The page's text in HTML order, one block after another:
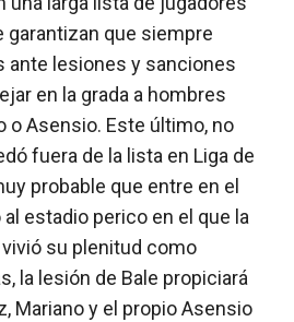
garantizan que siempre
ante lesiones y sanciones
en la grada a hombres
o Asensio. Este último, no
fuera de la lista en Liga de
probable que entre en el
estadio perico en el que la
su plenitud como
la lesión de Bale propiciará
Mariano y el propio Asensio